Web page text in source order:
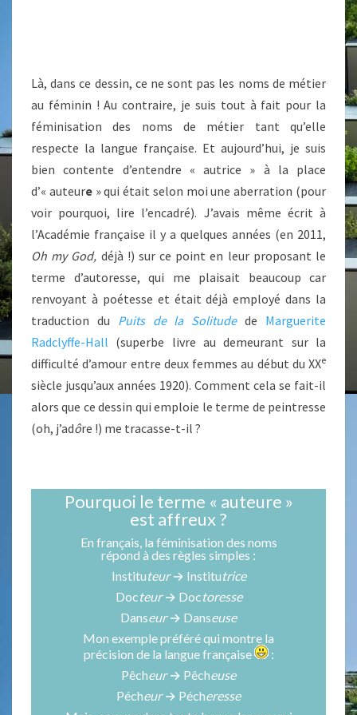
Là, dans ce dessin, ce ne sont pas les noms de métier
au féminin ! Au contraire, je suis tout à fait pour la
féminisation des noms de métier tant qu’elle
respecte la langue française. Et aujourd’hui, je suis
bien contente d’entendre « autrice » à la place
d’« auteure» qui était selon moi une aberration (pour
voir pourquoi, lire l’encadré). J’avais même écrit à
l’Académie française il y a quelques années (en 2011,
Oh my God, déjà !) sur ce point en leur proposant le
terme d’autoresse, qui me plaisait beaucoup car
renvoyant à poétesse et était déjà employé dans la
traduction du Puits de la Solitudede Marguerite
Radclyffe-Hall (superbe livre au demeurant sur la
difficulté d’amour entre deux femmes au début du XXe
siècle jusqu’aux années 1920). Comment cela se fait-il
alors que ce dessin qui emploie le terme de peintresse
(oh, j’adôre !) me tracasse-t-il ?
Pourquoi le terme « auteure »
est affreux ?
En français, la féminisation des noms
répond à des règles simples :
Instituteur→ Institutrice
Docteur→ Doctoresse
Danseur→ Danseuse
Mon exemple préféré qui montre la
précision de la langue française
:
Pêcheur→ Pêcheuse
Pécheur→ Pécheresse